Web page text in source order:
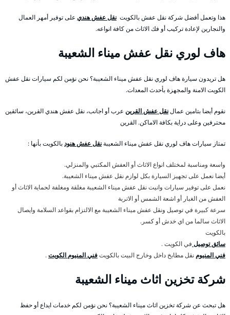
هذا وتعمل أفضل شركة نقل عفش بالكويت نقل عفش هندي على توفير أمهر العمال
والنجارين لإعادة تركيب أو فك الاثاث من كافة انواعه.
هاف لوري نقل عفش ميناء الشعيبة
هل تريدون سيارة هاف لوري نقل عفش ميناء الشعيبة؟ نحن نؤمن لكم سيارات نقل عفش
الكويت الامنة والمجهزة بأحدث المعدات.
نقوم أيضا بتامين عمالنقل عفش القرين عرب أو اجانب، نقل عفش هندي القرين، سائقين
محترفين وعلى دراية بكافة الاماكن. القرين
تمتاز سيارات هاف لوري نقل عفش ميناء الشعيبةنقل عفش هنودبالكويت بأنها :
واسعة ومناسبة لمختلف انواع الاثاث أو العفش المكتبي والمنزلي.
أيضا نعمل على تجهيز السيارة بكل لوازم نقل عفش ميناء الشعيبة.
نعمل على توفير سيارات وانيت نقل عفش ميناء الشعيبة مغلقة ومغلفة لحماية الاثاث أو
العفش من الغبار أو اشعة الشمس أو الاتربة
سرعة كبيرة في توصيل ونقل عفش ميناء الشعيبة مع الالتزام بقواعد السلامة وايصال
الاثاث سالما من اي خدش أو كسر.
بالكويت
سائق توصيل في الكويت .
فني المنيومنقل مطابخ داخل وخارج البيت بالكويتفني المنيوم الكويت.
شركة تخزين اثاث ميناء الشعيبة
هل تبحث عن شركة تخزين اثاث ميناء الشعيبة؟ نحن نؤمن لكم خدمات ايداع أو حفظ